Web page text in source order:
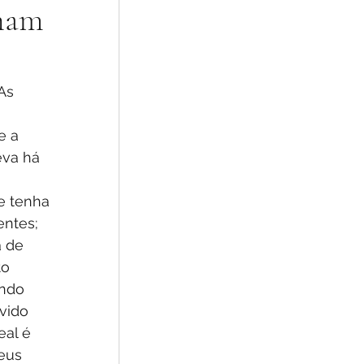
há
tenha
de
é